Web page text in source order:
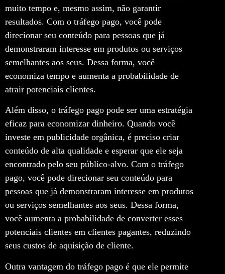
muito tempo e, mesmo assim, não garantir
resultados. Com o tráfego pago, você pode
direcionar seu conteúdo para pessoas que já
demonstraram interesse em produtos ou serviços
semelhantes aos seus. Dessa forma, você
economiza tempo e aumenta a probabilidade de
atrair potenciais clientes.
Além disso, o tráfego pago pode ser uma estratégia
eficaz para economizar dinheiro. Quando você
investe em publicidade orgânica, é preciso criar
conteúdo de alta qualidade e esperar que ele seja
encontrado pelo seu público-alvo. Com o tráfego
pago, você pode direcionar seu conteúdo para
pessoas que já demonstraram interesse em produtos
ou serviços semelhantes aos seus. Dessa forma,
você aumenta a probabilidade de converter esses
potenciais clientes em clientes pagantes, reduzindo
seus custos de aquisição de cliente.
Outra vantagem do tráfego pago é que ele permite